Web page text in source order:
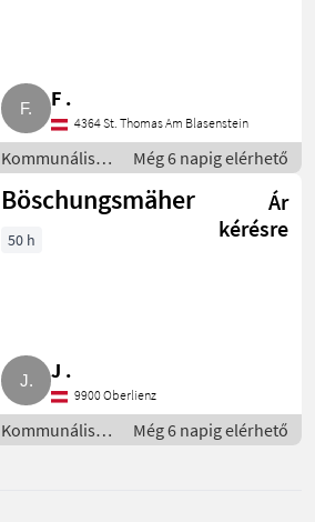
F .
4364 St. Thomas Am Blasenstein
Kommunális
gépek /
Rézsűkasza
Még 6 napig elérhető
Böschungsmäher
Ár
kérésre
50 h
J .
9900 Oberlienz
Kommunális
gépek /
Még 6 napig elérhető